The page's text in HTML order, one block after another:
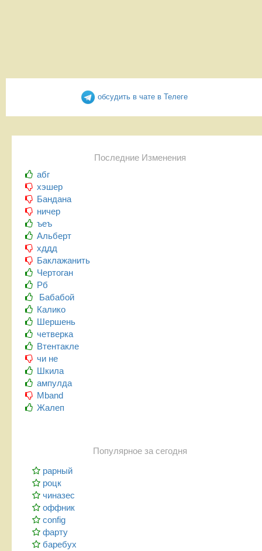
обсудить в чате в Телеге
Последние Изменения
абг
хэшер
Бандана
ничер
ъеъ
Альберт
хддд
Баклажанить
Чертоган
Рб
Бабабой
Калико
Шершень
четверка
Втентакле
чи не
Шкила
ампулда
Mband
Жалеп
Популярное за сегодня
рарный
роцк
чиназес
оффник
config
фарту
баребух